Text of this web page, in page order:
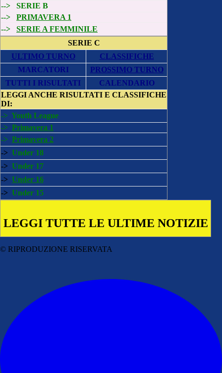
--> SERIE B
--> PRIMAVERA 1
--> SERIE A FEMMINILE
SERIE C
ULTIMO TURNO
CLASSIFICHE
MARCATORI
PROSSIMO TURNO
TUTTI I RISULTATI
CALENDARIO
LEGGI ANCHE RISULTATI E CLASSIFICHE
DI:
-> Youth League
-> Primavera 1
-> Primavera 2
-> Under 18
-> Under 17
-> Under 16
-> Under 15
LEGGI TUTTE LE ULTIME NOTIZIE
© RIPRODUZIONE RISERVATA